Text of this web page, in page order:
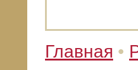
Главная •